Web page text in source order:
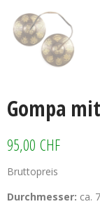
Gompa
95,00 CHF
Bruttopreis
Durchmesser: ca.